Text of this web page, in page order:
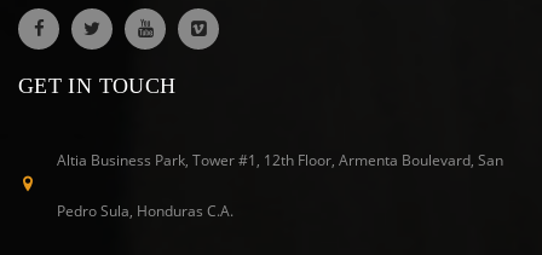
GET IN TOUCH
Altia Business Park, Tower #1, 12th Floor, Armenta Boulevard, San
Pedro Sula, Honduras C.A.